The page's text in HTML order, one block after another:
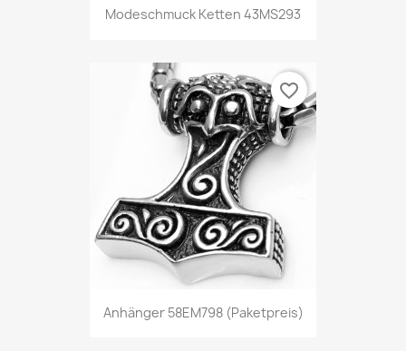
Modeschmuck Ketten 43MS293
Anhänger 58EM798 (Paketpreis)
favorite_border